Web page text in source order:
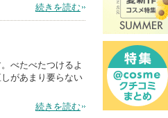
続きを読む
べたべたつけるよ
があまり要らない
続きを読む